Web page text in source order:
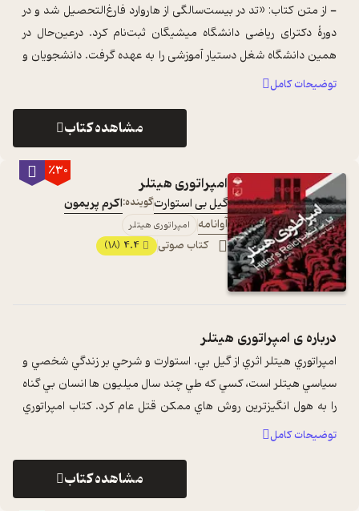
- از متن کتاب: «تد در بیست‌سالگی از هاروارد فارغ‌التحصیل شد و در
دورهٔ دکترای ریاضی دانشگاه میشیگان ثبت‌نام کرد. درعین‌حال در
همین دانشگاه شغل دستیار آموزشی را به عهده گرفت. دانشجویان و
اعضای هیئت‌عل ...
توضیحات کامل
مشاهده کتاب
٪30
امپراتوری هیتلر
گیل بی استوارتگوینده:اکرم پریمون
آوانامه
امپراتوری هیتلر
کتاب صوتی 4.4
(18)
درباره ی امپراتوری هیتلر
امپراتوري هيتلر اثري از گيل بي. استوارت و شرحي بر زندگي شخصي و
سياسي هيتلر است، کسي که طي چند سال ميليون ها انسان بي گناه
را به هول انگيزترين روش هاي ممکن قتل عام کرد. کتاب امپراتوري
هيتلر با ترجمه ...
توضیحات کامل
مشاهده کتاب